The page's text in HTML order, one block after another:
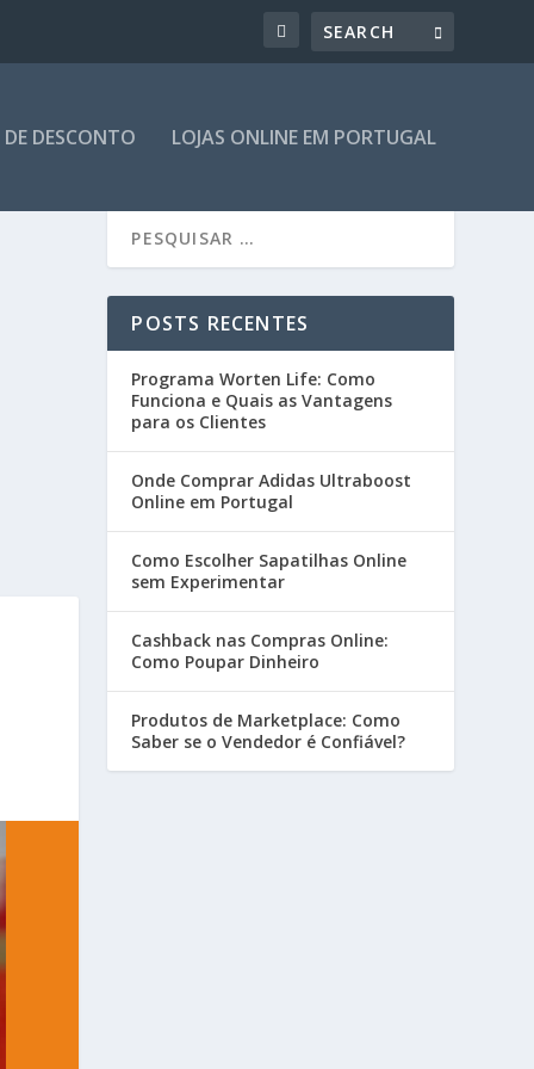
DESCONTO LOJAS ONLINE EM PORTUGAL
POSTS RECENTES
Programa Worten Life: Como
Funciona e Quais as Vantagens
para os Clientes
Onde Comprar Adidas Ultraboost
Online em Portugal
Como Escolher Sapatilhas Online
sem Experimentar
Cashback nas Compras Online:
Como Poupar Dinheiro
Produtos de Marketplace: Como
Saber se o Vendedor é Confiável?